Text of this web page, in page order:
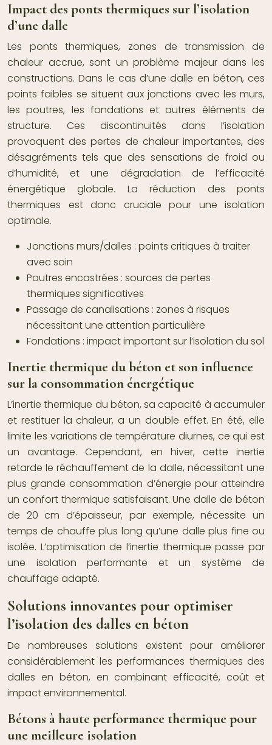
Impact des ponts thermiques sur l’isolation
d’une dalle
Les ponts thermiques, zones de transmission de
chaleur accrue, sont un problème majeur dans les
constructions. Dans le cas d’une dalle en béton, ces
points faibles se situent aux jonctions avec les murs,
les poutres, les fondations et autres éléments de
structure. Ces discontinuités dans l’isolation
provoquent des pertes de chaleur importantes, des
désagréments tels que des sensations de froid ou
d’humidité, et une dégradation de l’efficacité
énergétique globale. La réduction des ponts
thermiques est donc cruciale pour une isolation
optimale.
Jonctions murs/dalles : points critiques à traiter
avec soin
Poutres encastrées : sources de pertes
thermiques significatives
Passage de canalisations : zones à risques
nécessitant une attention particulière
Fondations : impact important sur l’isolation du sol
Inertie thermique du béton et son influence
sur la consommation énergétique
L’inertie thermique du béton, sa capacité à accumuler
et restituer la chaleur, a un double effet. En été, elle
limite les variations de température diurnes, ce qui est
un avantage. Cependant, en hiver, cette inertie
retarde le réchauffement de la dalle, nécessitant une
plus grande consommation d’énergie pour atteindre
un confort thermique satisfaisant. Une dalle de béton
de 20 cm d’épaisseur, par exemple, nécessite un
temps de chauffe plus long qu’une dalle plus fine ou
isolée. L’optimisation de l’inertie thermique passe par
une isolation performante et un système de
chauffage adapté.
Solutions innovantes pour optimiser
l’isolation des dalles en béton
De nombreuses solutions existent pour améliorer
considérablement les performances thermiques des
dalles en béton, en combinant efficacité, coût et
impact environnemental.
Bétons à haute performance thermique pour
une meilleure isolation